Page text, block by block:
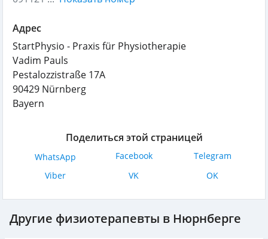
Адрес
StartPhysio - Praxis für Physiotherapie
Vadim Pauls
Pestalozzistraße 17A
90429 Nürnberg
Bayern
Поделиться этой страницей
WhatsApp Facebook
Telegram
Viber
VK OK
Другие физиотерапевты в Нюрнберге